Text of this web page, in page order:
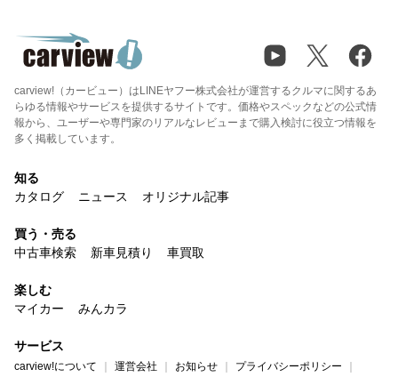
carview!（カービュー）はLINEヤフー株式会社が運営するクルマに関するあ
らゆる情報やサービスを提供するサイトです。価格やスペックなどの公式情
報から、ユーザーや専門家のリアルなレビューまで購入検討に役立つ情報を
多く掲載しています。
知る
カタログ
ニュース オリジナル記事
買う・売る
中古車検索
新車見積り 車買取
楽しむ
マイカー
みんカラ
サービス
carview!について 運営会社 お知らせ
プライバシーポリシー